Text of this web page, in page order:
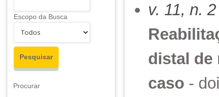
Escopo da Busca
Procurar
v. 11, n.
distal de
caso -